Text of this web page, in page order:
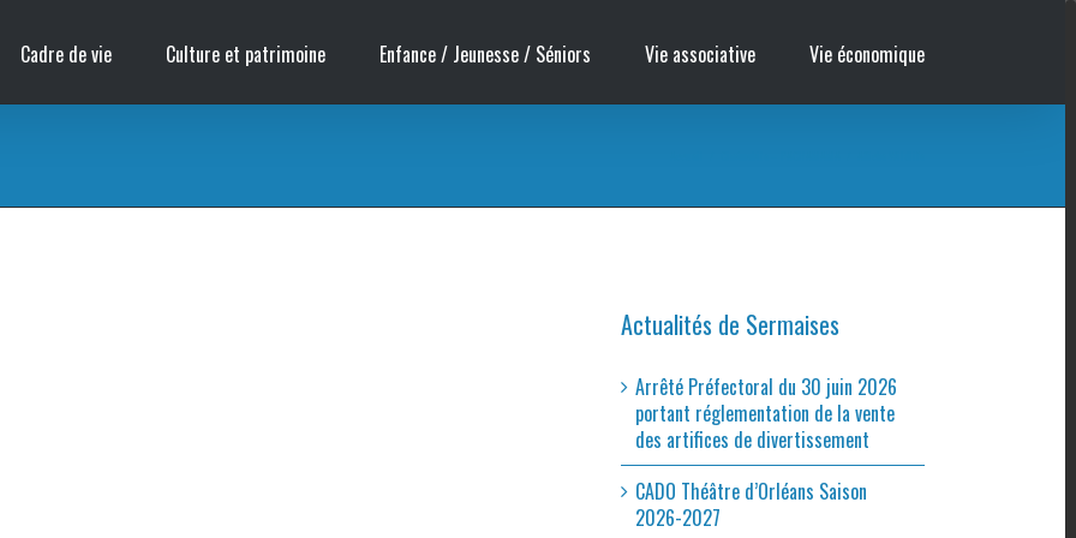
Cadre de vie Culture et patrimoine Enfance / Jeunesse / Séniors Vie associative Vie économique
Actualités de Sermaises
Arrêté Préfectoral du 30 juin 2026
portant réglementation de la vente
des artifices de divertissement
CADO Théâtre d’Orléans Saison
2026-2027